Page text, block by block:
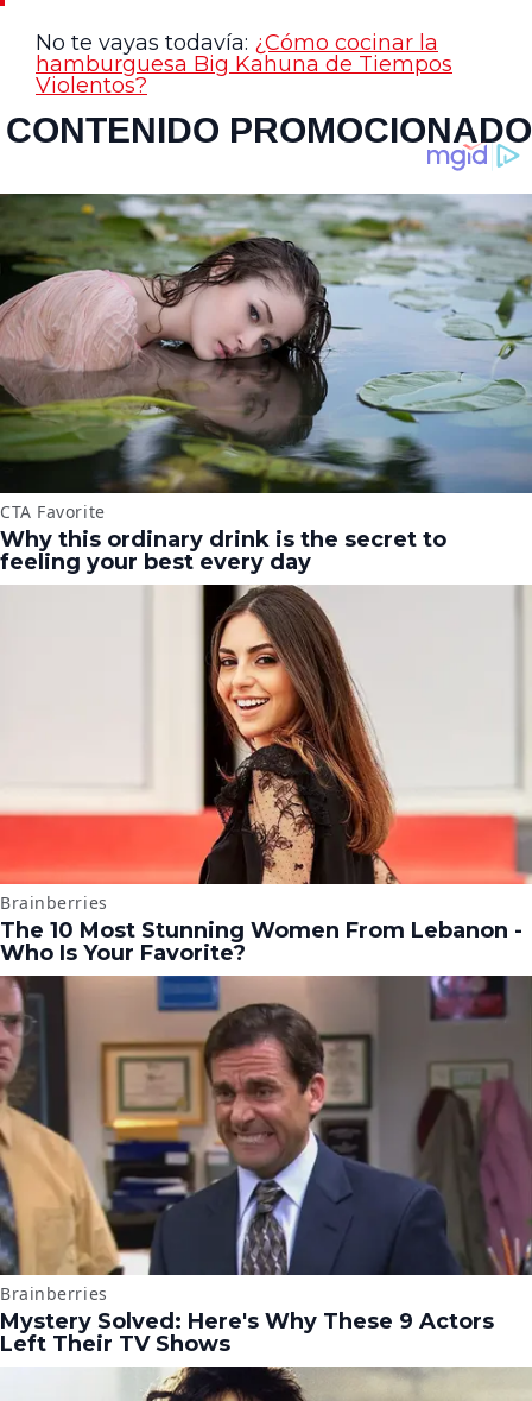
No te vayas todavía: ¿Cómo cocinar la
hamburguesa Big Kahuna de Tiempos
Violentos?